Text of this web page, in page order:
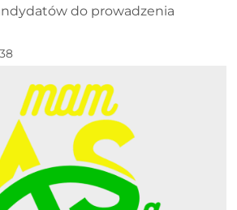
do prowadzenia